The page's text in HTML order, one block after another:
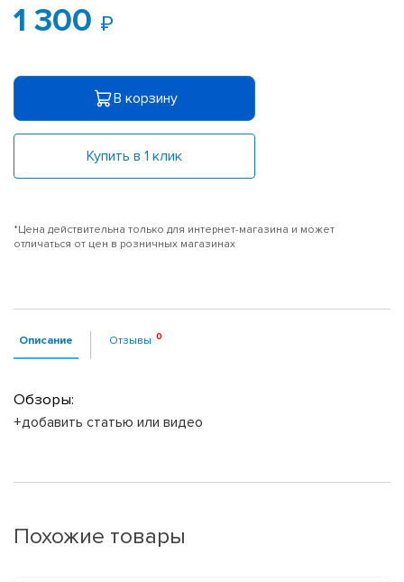
1 300
В корзину
Купить в 1 клик
*Цена действительна только для интернет-магазина и может
отличаться от цен в розничных магазинах
Описание Отзывы
Обзоры:
+добавить статью или видео
Похожие товары